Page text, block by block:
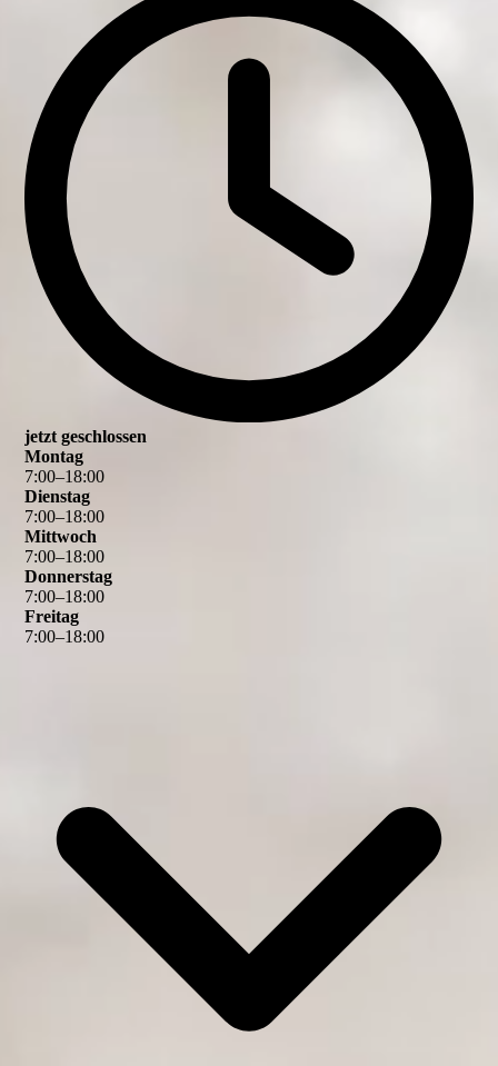
jetzt geschlossen
Montag
7:00–18:00
Dienstag
7:00–18:00
Mittwoch
7:00–18:00
Donnerstag
7:00–18:00
Freitag
7:00–18:00